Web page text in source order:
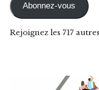
Abonnez-vous
Rejoignez les 717